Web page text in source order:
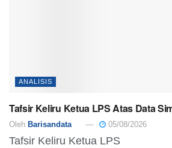
ANALISIS
Tafsir Keliru Ketua LPS Atas Data
Oleh Barisandata 05/08/2026
Tafsir Keliru Ketua LPS